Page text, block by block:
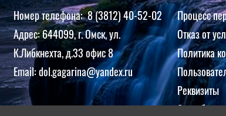
Номер телефона: 8 (3812) 40-52-02
Адрес: 644099, г. Омск, ул.
К.Либкнехта, д.33 офис 8
Email: dol.gagarina@yandex.ru
Процесс
Отказ от
Политика
Реквизиты
Способы